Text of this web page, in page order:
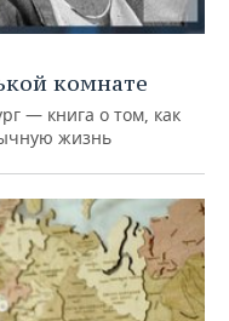
комнате
— книга о том, как
жизнь